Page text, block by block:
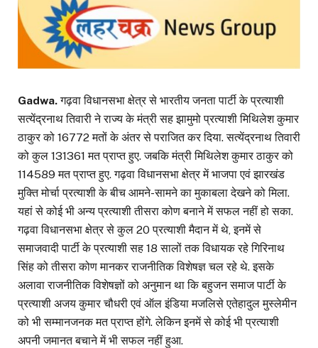
Gadwa.गढ़वा विधानसभा क्षेत्र से भारतीय जनता पार्टी के प्रत्याशी
सत्येंद्रनाथ तिवारी ने राज्य के मंत्री सह झामुमो प्रत्याशी मिथिलेश कुमार
ठाकुर को 16772 मतों के अंतर से पराजित कर दिया. सत्येंद्रनाथ तिवारी
को कुल 131361 मत प्राप्त हुए. जबकि मंत्री मिथिलेश कुमार ठाकुर को
114589 मत प्राप्त हुए. गढ़वा विधानसभा क्षेत्र में भाजपा एवं झारखंड
मुक्ति मोर्चा प्रत्याशी के बीच आमने-सामने का मुकाबला देखने को मिला.
यहां से कोई भी अन्य प्रत्याशी तीसरा कोण बनाने में सफल नहीं हो सका.
गढ़वा विधानसभा क्षेत्र से कुल 20 प्रत्याशी मैदान में थे, इनमें से
समाजवादी पार्टी के प्रत्याशी सह 18 सालों तक विधायक रहे गिरिनाथ
सिंह को तीसरा कोण मानकर राजनीतिक विशेषज्ञ चल रहे थे. इसके
अलावा राजनीतिक विशेषज्ञों को अनुमान था कि बहुजन समाज पार्टी के
प्रत्याशी अजय कुमार चौधरी एवं ऑल इंडिया मजलिसे एतेहादुल मुस्लेमीन
को भी सम्मानजनक मत प्राप्त होंगे. लेकिन इनमें से कोई भी प्रत्याशी
अपनी जमानत बचाने में भी सफल नहीं हुआ.